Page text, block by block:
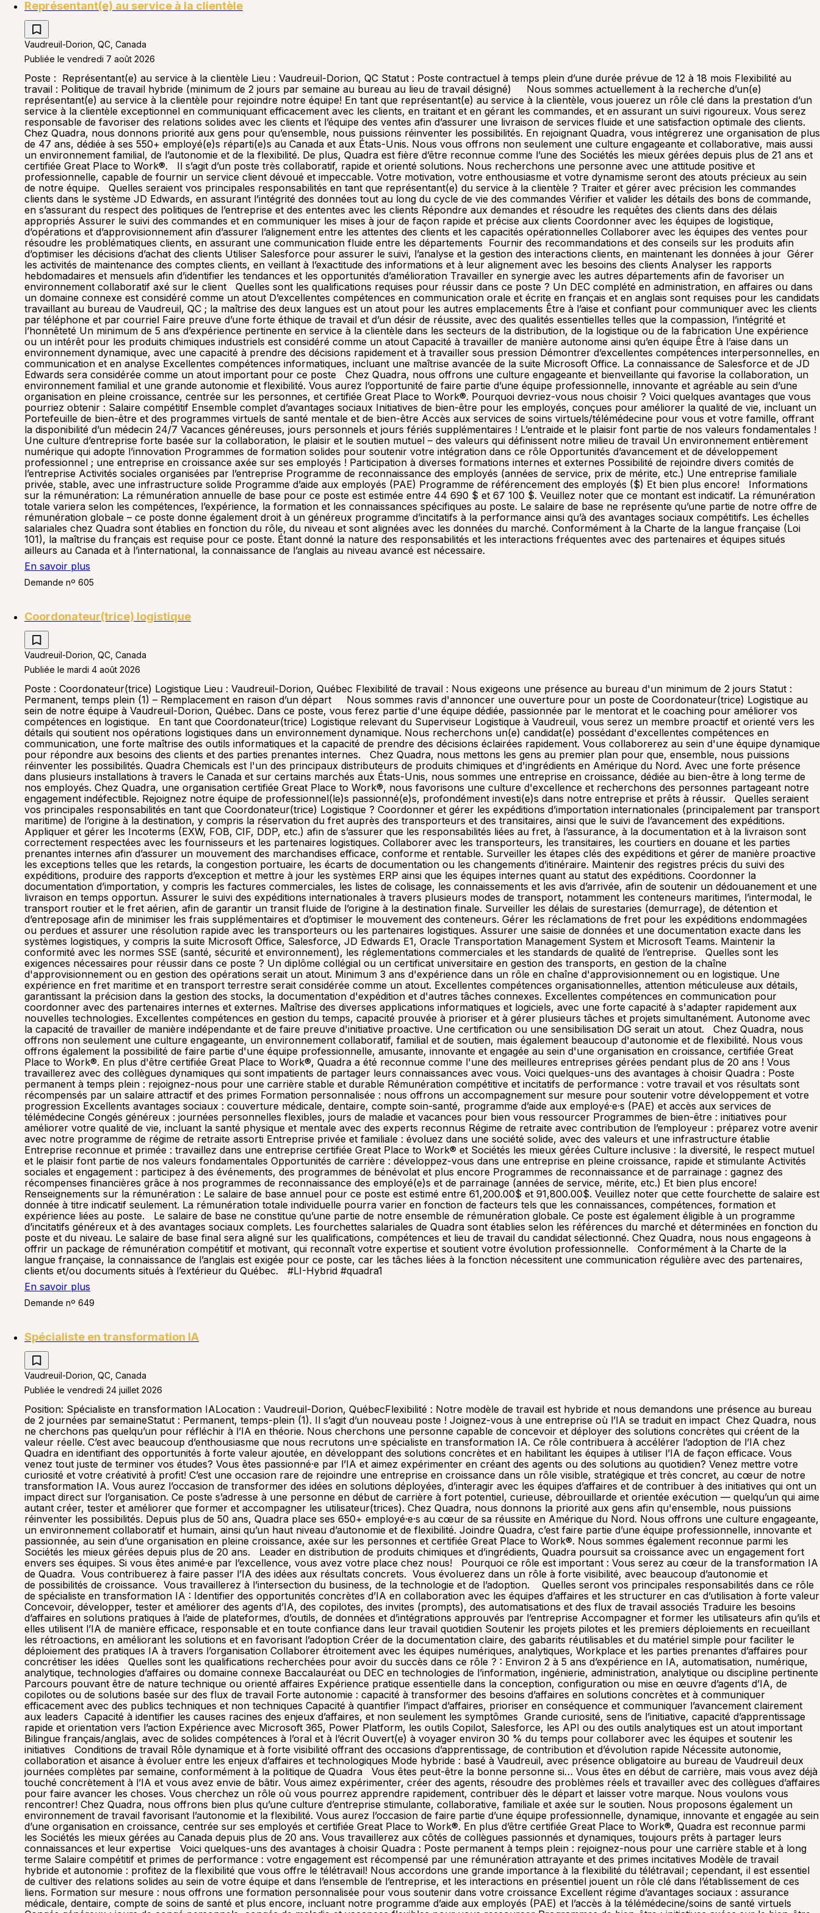
Représentant(e) au service à la clientèle
Vaudreuil-Dorion, QC, Canada
Publiée le vendredi 7 août 2026
Poste : Représentant(e) au service à la clientèle Lieu : Vaudreuil-Dorion, QC Statut : Poste contractuel à temps plein d’une durée prévue de 12 à 18 mois Flexibilité au
travail : Politique de travail hybride (minimum de 2 jours par semaine au bureau au lieu de travail désigné) Nous sommes actuellement à la recherche d’un(e)
représentant(e) au service à la clientèle pour rejoindre notre équipe! En tant que représentant(e) au service à la clientèle, vous jouerez un rôle clé dans la prestation d’un
service à la clientèle exceptionnel en communiquant efficacement avec les clients, en traitant et en gérant les commandes, et en assurant un suivi rigoureux. Vous serez
responsable de favoriser des relations solides avec les clients et l’équipe des ventes afin d’assurer une livraison de services fluide et une satisfaction optimale des clients.
Chez Quadra, nous donnons priorité aux gens pour qu’ensemble, nous puissions réinventer les possibilités. En rejoignant Quadra, vous intégrerez une organisation de plus
de 47 ans, dédiée à ses 550+ employé(e)s réparti(e)s au Canada et aux États-Unis. Nous vous offrons non seulement une culture engageante et collaborative, mais aussi
un environnement familial, de l’autonomie et de la flexibilité. De plus, Quadra est fière d’être reconnue comme l’une des Sociétés les mieux gérées depuis plus de 21 ans et
certifiée Great Place to Work®. Il s’agit d’un poste très collaboratif, rapide et orienté solutions. Nous recherchons une personne avec une attitude positive et
professionnelle, capable de fournir un service client dévoué et impeccable. Votre motivation, votre enthousiasme et votre dynamisme seront des atouts précieux au sein
de notre équipe. Quelles seraient vos principales responsabilités en tant que représentant(e) du service à la clientèle ? Traiter et gérer avec précision les commandes
clients dans le système JD Edwards, en assurant l’intégrité des données tout au long du cycle de vie des commandes Vérifier et valider les détails des bons de commande,
en s’assurant du respect des politiques de l’entreprise et des ententes avec les clients Répondre aux demandes et résoudre les requêtes des clients dans des délais
appropriés Assurer le suivi des commandes et en communiquer les mises à jour de façon rapide et précise aux clients Coordonner avec les équipes de logistique,
d’opérations et d’approvisionnement afin d’assurer l’alignement entre les attentes des clients et les capacités opérationnelles Collaborer avec les équipes des ventes pour
résoudre les problématiques clients, en assurant une communication fluide entre les départements Fournir des recommandations et des conseils sur les produits afin
d’optimiser les décisions d’achat des clients Utiliser Salesforce pour assurer le suivi, l’analyse et la gestion des interactions clients, en maintenant les données à jour Gérer
les activités de maintenance des comptes clients, en veillant à l’exactitude des informations et à leur alignement avec les besoins des clients Analyser les rapports
hebdomadaires et mensuels afin d’identifier les tendances et les opportunités d’amélioration Travailler en synergie avec les autres départements afin de favoriser un
environnement collaboratif axé sur le client Quelles sont les qualifications requises pour réussir dans ce poste ? Un DEC complété en administration, en affaires ou dans
un domaine connexe est considéré comme un atout D’excellentes compétences en communication orale et écrite en français et en anglais sont requises pour les candidats
travaillant au bureau de Vaudreuil, QC ; la maîtrise des deux langues est un atout pour les autres emplacements Être à l’aise et confiant pour communiquer avec les clients
par téléphone et par courriel Faire preuve d’une forte éthique de travail et d’un désir de réussite, avec des qualités essentielles telles que la compassion, l’intégrité et
l’honnêteté Un minimum de 5 ans d’expérience pertinente en service à la clientèle dans les secteurs de la distribution, de la logistique ou de la fabrication Une expérience
ou un intérêt pour les produits chimiques industriels est considéré comme un atout Capacité à travailler de manière autonome ainsi qu’en équipe Être à l’aise dans un
environnement dynamique, avec une capacité à prendre des décisions rapidement et à travailler sous pression Démontrer d’excellentes compétences interpersonnelles, en
communication et en analyse Excellentes compétences informatiques, incluant une maîtrise avancée de la suite Microsoft Office. La connaissance de Salesforce et de JD
Edwards sera considérée comme un atout important pour ce poste Chez Quadra, nous offrons une culture engageante et bienveillante qui favorise la collaboration, un
environnement familial et une grande autonomie et flexibilité. Vous aurez l’opportunité de faire partie d’une équipe professionnelle, innovante et agréable au sein d’une
organisation en pleine croissance, centrée sur les personnes, et certifiée Great Place to Work®. Pourquoi devriez-vous nous choisir ? Voici quelques avantages que vous
pourriez obtenir : Salaire compétitif Ensemble complet d’avantages sociaux Initiatives de bien-être pour les employés, conçues pour améliorer la qualité de vie, incluant un
Portefeuille de bien-être et des programmes virtuels de santé mentale et de bien-être Accès aux services de soins virtuels/télémédecine pour vous et votre famille, offrant
la disponibilité d’un médecin 24/7 Vacances généreuses, jours personnels et jours fériés supplémentaires ! L’entraide et le plaisir font partie de nos valeurs fondamentales !
Une culture d’entreprise forte basée sur la collaboration, le plaisir et le soutien mutuel – des valeurs qui définissent notre milieu de travail Un environnement entièrement
numérique qui adopte l’innovation Programmes de formation solides pour soutenir votre intégration dans ce rôle Opportunités d’avancement et de développement
professionnel ; une entreprise en croissance axée sur ses employés ! Participation à diverses formations internes et externes Possibilité de rejoindre divers comités de
l’entreprise Activités sociales organisées par l’entreprise Programme de reconnaissance des employés (années de service, prix de mérite, etc.) Une entreprise familiale
privée, stable, avec une infrastructure solide Programme d’aide aux employés (PAE) Programme de référencement des employés ($) Et bien plus encore! Informations
sur la rémunération: La rémunération annuelle de base pour ce poste est estimée entre 44 690 $ et 67 100 $. Veuillez noter que ce montant est indicatif. La rémunération
totale variera selon les compétences, l’expérience, la formation et les connaissances spécifiques au poste. Le salaire de base ne représente qu’une partie de notre offre de
rémunération globale – ce poste donne également droit à un généreux programme d’incitatifs à la performance ainsi qu’à des avantages sociaux compétitifs. Les échelles
salariales chez Quadra sont établies en fonction du rôle, du niveau et sont alignées avec les données du marché. Conformément à la Charte de la langue française (Loi
101), la maîtrise du français est requise pour ce poste. Étant donné la nature des responsabilités et les interactions fréquentes avec des partenaires et équipes situés
ailleurs au Canada et à l’international, la connaissance de l’anglais au niveau avancé est nécessaire.
En savoir plus
Demande nº 605
Coordonateur(trice) logistique
Vaudreuil-Dorion, QC, Canada
Publiée le mardi 4 août 2026
Poste : Coordonateur(trice) Logistique Lieu : Vaudreuil-Dorion, Québec Flexibilité de travail : Nous exigeons une présence au bureau d'un minimum de 2 jours Statut :
Permanent, temps plein (1) – Remplacement en raison d’un départ Nous sommes ravis d'annoncer une ouverture pour un poste de Coordonateur(trice) Logistique au
sein de notre équipe à Vaudreuil-Dorion, Québec. Dans ce poste, vous ferez partie d'une équipe dédiée, passionnée par le mentorat et le coaching pour améliorer vos
compétences en logistique. En tant que Coordonateur(trice) Logistique relevant du Superviseur Logistique à Vaudreuil, vous serez un membre proactif et orienté vers les
détails qui soutient nos opérations logistiques dans un environnement dynamique. Nous recherchons un(e) candidat(e) possédant d'excellentes compétences en
communication, une forte maîtrise des outils informatiques et la capacité de prendre des décisions éclairées rapidement. Vous collaborerez au sein d'une équipe dynamique
pour répondre aux besoins des clients et des parties prenantes internes. Chez Quadra, nous mettons les gens au premier plan pour que, ensemble, nous puissions
réinventer les possibilités. Quadra Chemicals est l'un des principaux distributeurs de produits chimiques et d'ingrédients en Amérique du Nord. Avec une forte présence
dans plusieurs installations à travers le Canada et sur certains marchés aux États-Unis, nous sommes une entreprise en croissance, dédiée au bien-être à long terme de
nos employés. Chez Quadra, une organisation certifiée Great Place to Work®, nous favorisons une culture d'excellence et recherchons des personnes partageant notre
engagement indéfectible. Rejoignez notre équipe de professionnel(le)s passionné(e)s, profondément investi(e)s dans notre entreprise et prêts à réussir. Quelles seraient
vos principales responsabilités en tant que Coordonateur(trice) Logistique ? Coordonner et gérer les expéditions d’importation internationales (principalement par transport
maritime) de l’origine à la destination, y compris la réservation du fret auprès des transporteurs et des transitaires, ainsi que le suivi de l’avancement des expéditions.
Appliquer et gérer les Incoterms (EXW, FOB, CIF, DDP, etc.) afin de s’assurer que les responsabilités liées au fret, à l’assurance, à la documentation et à la livraison sont
correctement respectées avec les fournisseurs et les partenaires logistiques. Collaborer avec les transporteurs, les transitaires, les courtiers en douane et les parties
prenantes internes afin d’assurer un mouvement des marchandises efficace, conforme et rentable. Surveiller les étapes clés des expéditions et gérer de manière proactive
les exceptions telles que les retards, la congestion portuaire, les écarts de documentation ou les changements d’itinéraire. Maintenir des registres précis du suivi des
expéditions, produire des rapports d’exception et mettre à jour les systèmes ERP ainsi que les équipes internes quant au statut des expéditions. Coordonner la
documentation d’importation, y compris les factures commerciales, les listes de colisage, les connaissements et les avis d’arrivée, afin de soutenir un dédouanement et une
livraison en temps opportun. Assurer le suivi des expéditions internationales à travers plusieurs modes de transport, notamment les conteneurs maritimes, l’intermodal, le
transport routier et le fret aérien, afin de garantir un transit fluide de l’origine à la destination finale. Surveiller les délais de surestaries (demurrage), de détention et
d’entreposage afin de minimiser les frais supplémentaires et d’optimiser le mouvement des conteneurs. Gérer les réclamations de fret pour les expéditions endommagées
ou perdues et assurer une résolution rapide avec les transporteurs ou les partenaires logistiques. Assurer une saisie de données et une documentation exacte dans les
systèmes logistiques, y compris la suite Microsoft Office, Salesforce, JD Edwards E1, Oracle Transportation Management System et Microsoft Teams. Maintenir la
conformité avec les normes SSE (santé, sécurité et environnement), les réglementations commerciales et les standards de qualité de l’entreprise. Quelles sont les
exigences nécessaires pour réussir dans ce poste ? Un diplôme collégial ou un certificat universitaire en gestion des transports, en gestion de la chaîne
d'approvisionnement ou en gestion des opérations serait un atout. Minimum 3 ans d'expérience dans un rôle en chaîne d'approvisionnement ou en logistique. Une
expérience en fret maritime et en transport terrestre serait considérée comme un atout. Excellentes compétences organisationnelles, attention méticuleuse aux détails,
garantissant la précision dans la gestion des stocks, la documentation d'expédition et d'autres tâches connexes. Excellentes compétences en communication pour
coordonner avec des partenaires internes et externes. Maîtrise des diverses applications informatiques et logiciels, avec une forte capacité à s'adapter rapidement aux
nouvelles technologies. Excellentes compétences en gestion du temps, capacité prouvée à prioriser et à gérer plusieurs tâches et projets simultanément. Autonome avec
la capacité de travailler de manière indépendante et de faire preuve d'initiative proactive. Une certification ou une sensibilisation DG serait un atout. Chez Quadra, nous
offrons non seulement une culture engageante, un environnement collaboratif, familial et de soutien, mais également beaucoup d'autonomie et de flexibilité. Nous vous
offrons également la possibilité de faire partie d'une équipe professionnelle, amusante, innovante et engagée au sein d'une organisation en croissance, certifiée Great
Place to Work®. En plus d'être certifiée Great Place to Work®, Quadra a été reconnue comme l'une des meilleures entreprises gérées pendant plus de 20 ans ! Vous
travaillerez avec des collègues dynamiques qui sont impatients de partager leurs connaissances avec vous. Voici quelques-uns des avantages à choisir Quadra : Poste
permanent à temps plein : rejoignez-nous pour une carrière stable et durable Rémunération compétitive et incitatifs de performance : votre travail et vos résultats sont
récompensés par un salaire attractif et des primes Formation personnalisée : nous offrons un accompagnement sur mesure pour soutenir votre développement et votre
progression Excellents avantages sociaux : couverture médicale, dentaire, compte soin-santé, programme d’aide aux employé·e·s (PAE) et accès aux services de
télémédecine Congés généreux : journées personnelles flexibles, jours de maladie et vacances pour bien vous ressourcer Programmes de bien-être : initiatives pour
améliorer votre qualité de vie, incluant la santé physique et mentale avec des experts reconnus Régime de retraite avec contribution de l’employeur : préparez votre avenir
avec notre programme de régime de retraite assorti Entreprise privée et familiale : évoluez dans une société solide, avec des valeurs et une infrastructure établie
Entreprise reconnue et primée : travaillez dans une entreprise certifiée Great Place to Work® et Sociétés les mieux gérées Culture inclusive : la diversité, le respect mutuel
et le plaisir font partie de nos valeurs fondamentales Opportunités de carrière : développez-vous dans une entreprise en pleine croissance, rapide et stimulante Activités
sociales et engagement : participez à des événements, des programmes de bénévolat et plus encore Programmes de reconnaissance et de parrainage : gagnez des
récompenses financières grâce à nos programmes de reconnaissance des employé(e)s et de parrainage (années de service, mérite, etc.) Et bien plus encore!
Renseignements sur la rémunération : Le salaire de base annuel pour ce poste est estimé entre 61,200.00$ et 91,800.00$. Veuillez noter que cette fourchette de salaire est
donnée à titre indicatif seulement. La rémunération totale individuelle pourra varier en fonction de facteurs tels que les connaissances, compétences, formation et
expérience liées au poste. Le salaire de base ne constitue qu’une partie de notre ensemble de rémunération globale. Ce poste est également éligible à un programme
d’incitatifs généreux et à des avantages sociaux complets. Les fourchettes salariales de Quadra sont établies selon les références du marché et déterminées en fonction du
poste et du niveau. Le salaire de base final sera aligné sur les qualifications, compétences et lieu de travail du candidat sélectionné. Chez Quadra, nous nous engageons à
offrir un package de rémunération compétitif et motivant, qui reconnaît votre expertise et soutient votre évolution professionnelle. Conformément à la Charte de la
langue française, la connaissance de l’anglais est exigée pour ce poste, car les tâches liées à la fonction nécessitent une communication régulière avec des partenaires,
clients et/ou documents situés à l’extérieur du Québec. #LI-Hybrid #quadra1
En savoir plus
Demande nº 649
Spécialiste en transformation IA
Vaudreuil-Dorion, QC, Canada
Publiée le vendredi 24 juillet 2026
Position: Spécialiste en transformation IALocation : Vaudreuil-Dorion, QuébecFlexibilité : Notre modèle de travail est hybride et nous demandons une présence au bureau de 2 journées par semaineStatut : Permanent, temps-plein (1). Il s’agit d’un nouveau poste ! Joignez-vous à une entreprise où l’IA se traduit en impact Chez Quadra, nous ne cherchons pas quelqu’un pour réfléchir à l’IA en théorie. Nous cherchons une personne capable de concevoir et déployer des solutions concrètes qui créent de la valeur réelle. C’est avec beaucoup d’enthousiasme que nous recrutons un·e spécialiste en transformation IA. Ce rôle contribuera à accélérer l’adoption de l’IA chez Quadra en identifiant des opportunités à forte valeur ajoutée, en développant des solutions concrètes et en habilitant les équipes à utiliser l’IA de façon efficace. Vous venez tout juste de terminer vos études? Vous êtes passionné·e par l’IA et aimez expérimenter en créant des agents ou des solutions au quotidien? Venez mettre votre curiosité et votre créativité à profit! C’est une occasion rare de rejoindre une entreprise en croissance dans un rôle visible, stratégique et très concret, au cœur de notre transformation IA. Vous aurez l’occasion de transformer des idées en solutions déployées, d’interagir avec les équipes d’affaires et de contribuer à des initiatives qui ont un impact direct sur l’organisation. Ce poste s’adresse à une personne en début de carrière à fort potentiel, curieuse, débrouillarde et orientée exécution — quelqu’un qui aime autant créer, tester et améliorer que former et accompagner les utilisateur(trices). Chez Quadra, nous donnons la priorité aux gens afin qu'ensemble, nous puissions réinventer les possibilités. Depuis plus de 50 ans, Quadra place ses 650+ employé·e·s au cœur de sa réussite en Amérique du Nord. Nous offrons une culture engageante, un environnement collaboratif et humain, ainsi qu’un haut niveau d’autonomie et de flexibilité. Joindre Quadra, c’est faire partie d’une équipe professionnelle, innovante et passionnée, au sein d’une organisation en pleine croissance, axée sur les personnes et certifiée Great Place to Work®. Nous sommes également reconnue parmi les Sociétés les mieux gérées depuis plus de 20 ans. Leader en distribution de produits chimiques et d’ingrédients, Quadra poursuit sa croissance avec un engagement fort envers ses équipes. Si vous êtes animé·e par l’excellence, vous avez votre place chez nous! Pourquoi ce rôle est important : Vous serez au cœur de la transformation IA de Quadra. Vous contribuerez à faire passer l’IA des idées aux résultats concrets. Vous évoluerez dans un rôle à forte visibilité, avec beaucoup d’autonomie et de possibilités de croissance. Vous travaillerez à l’intersection du business, de la technologie et de l’adoption. Quelles seront vos principales responsabilités dans ce rôle de spécialiste en transformation IA : Identifier des opportunités concrètes d’IA en collaboration avec les équipes d’affaires et les structurer en cas d’utilisation à forte valeur Concevoir, développer, tester et améliorer des agents d’IA, des copilotes, des invites (prompts), des automatisations et des flux de travail associés Traduire les besoins d’affaires en solutions pratiques à l’aide de plateformes, d’outils, de données et d’intégrations approuvés par l’entreprise Accompagner et former les utilisateurs afin qu’ils et elles utilisent l’IA de manière efficace, responsable et en toute confiance dans leur travail quotidien Soutenir les projets pilotes et les premiers déploiements en recueillant les rétroactions, en améliorant les solutions et en favorisant l’adoption Créer de la documentation claire, des gabarits réutilisables et du matériel simple pour faciliter le déploiement des pratiques IA à travers l’organisation Collaborer étroitement avec les équipes numériques, analytiques, Workplace et les parties prenantes d’affaires pour concrétiser les idées Quelles sont les qualifications recherchées pour avoir du succès dans ce rôle ? : Environ 2 à 5 ans d’expérience en IA, automatisation, numérique, analytique, technologies d’affaires ou domaine connexe Baccalauréat ou DEC en technologies de l’information, ingénierie, administration, analytique ou discipline pertinente Parcours pouvant être de nature technique ou orienté affaires Expérience pratique essentielle dans la conception, configuration ou mise en œuvre d’agents d’IA, de copilotes ou de solutions basée sur des flux de travail Forte autonomie : capacité à transformer des besoins d’affaires en solutions concrètes et à communiquer efficacement avec des publics techniques et non techniques Capacité à quantifier l’impact d’affaires, prioriser en conséquence et communiquer l’avancement clairement aux leaders Capacité à identifier les causes racines des enjeux d’affaires, et non seulement les symptômes Grande curiosité, sens de l’initiative, capacité d’apprentissage rapide et orientation vers l’action Expérience avec Microsoft 365, Power Platform, les outils Copilot, Salesforce, les API ou des outils analytiques est un atout important Bilingue français/anglais, avec de solides compétences à l’oral et à l’écrit Ouvert(e) à voyager environ 30 % du temps pour collaborer avec les équipes et soutenir les initiatives Conditions de travail Rôle dynamique et à forte visibilité offrant des occasions d’apprentissage, de contribution et d’évolution rapide Nécessite autonomie, collaboration et aisance à évoluer entre les enjeux d’affaires et technologiques Mode hybride : basé à Vaudreuil, avec présence obligatoire au bureau de Vaudreuil deux journées complètes par semaine, conformément à la politique de Quadra Vous êtes peut-être la bonne personne si… Vous êtes en début de carrière, mais vous avez déjà touché concrètement à l’IA et vous avez envie de bâtir. Vous aimez expérimenter, créer des agents, résoudre des problèmes réels et travailler avec des collègues d’affaires pour faire avancer les choses. Vous cherchez un rôle où vous pourrez apprendre rapidement, contribuer dès le départ et laisser votre marque. Nous voulons vous rencontrer! Chez Quadra, nous offrons bien plus qu’une culture d’entreprise stimulante, collaborative, familiale et axée sur le soutien. Nous proposons également un environnement de travail favorisant l’autonomie et la flexibilité. Vous aurez l’occasion de faire partie d’une équipe professionnelle, dynamique, innovante et engagée au sein d’une organisation en croissance, centrée sur ses employés et certifiée Great Place to Work®. En plus d’être certifiée Great Place to Work®, Quadra est reconnue parmi les Sociétés les mieux gérées au Canada depuis plus de 20 ans. Vous travaillerez aux côtés de collègues passionnés et dynamiques, toujours prêts à partager leurs connaissances et leur expertise Voici quelques-uns des avantages à choisir Quadra : Poste permanent à temps plein : rejoignez-nous pour une carrière stable et à long terme Salaire compétitif et primes de performance : votre engagement est récompensé par une rémunération attrayante et des primes incitatives Modèle de travail hybride et autonomie : profitez de la flexibilité que vous offre le télétravail! Nous accordons une grande importance à la flexibilité du télétravail ; cependant, il est essentiel de cultiver des relations solides au sein de votre équipe et dans l’ensemble de l’entreprise, et les interactions en présentiel jouent un rôle clé dans l’établissement de ces liens. Formation sur mesure : nous offrons une formation personnalisée pour vous soutenir dans votre croissance Excellent régime d’avantages sociaux : assurance médicale, dentaire, compte de soins de santé et plus encore, incluant notre programme d’aide aux employés (PAE) et l’accès à la télémédecine/soins de santé virtuels Congés généreux : jours de congé personnels, congés de maladie et vacances flexibles pour vous ressourcer Programmes de bien-être : initiatives axées sur le bien-être physique et mental, animées par des experts reconnus. Régime de retraite avec contrepartie : planifiez votre avenir avec notre programme de retraite assorti Environnement familial et de soutien : faites partie d’une entreprise privée avec une infrastructure solide et des valeurs fondamentales Lieu de travail primé : travaillez dans une entreprise certifiée Meilleur lieu de travail® et parmi les Sociétés les mieux gérées ! Une culture d’entreprise inclusive : la bienveillance, la réactivité et le plaisir de travailler ensemble sont nos valeurs fondamentales. Développement de carrière : découvrez des occasions de développement dans une entreprise en croissance rapide Activités sociales amusantes : participez aux événements de l’entreprise, aux programmes de bénévolat, etc. Programmes de recommandation et de reconnaissance : obtenez des récompenses financières grâce à nos programmes de recommandation et de reconnaissance des employés (années de service, prix de mérite, etc.). Et bien plus encore ! Information sur la rémunération: la fourchette de salaire de base annuelle pour ce poste est raisonnablement estimée entre 61,200.00 $ et 91,800.00$. Veuillez noter que le salaire de base indiqué est une ligne directrice, et que la rémunération globale individuelle peut varier en fonction de facteurs tels que les connaissances et compétences liées au poste, l’éducation et l’expérience. Le salaire de base ne représente qu’une partie du programme de rémunération globale, ce poste sera également éligible à un programme d’incitatifs généreux et à des avantages sociaux. Les fourchettes salariales de Quadra sont référencées et déterminées en fonction du poste et du niveau. Veuillez noter que le salaire de base indiqué prend en compte les qualifications, le niveau de compétence, les aptitudes et le lieu de travail. Chez Quadra, nous nous engageons à vous proposer une rémunération compétitive et motivante qui tient compte de votre expertise et favorise votre épanouissement professionnel. #quadra1 #LI-Hyb